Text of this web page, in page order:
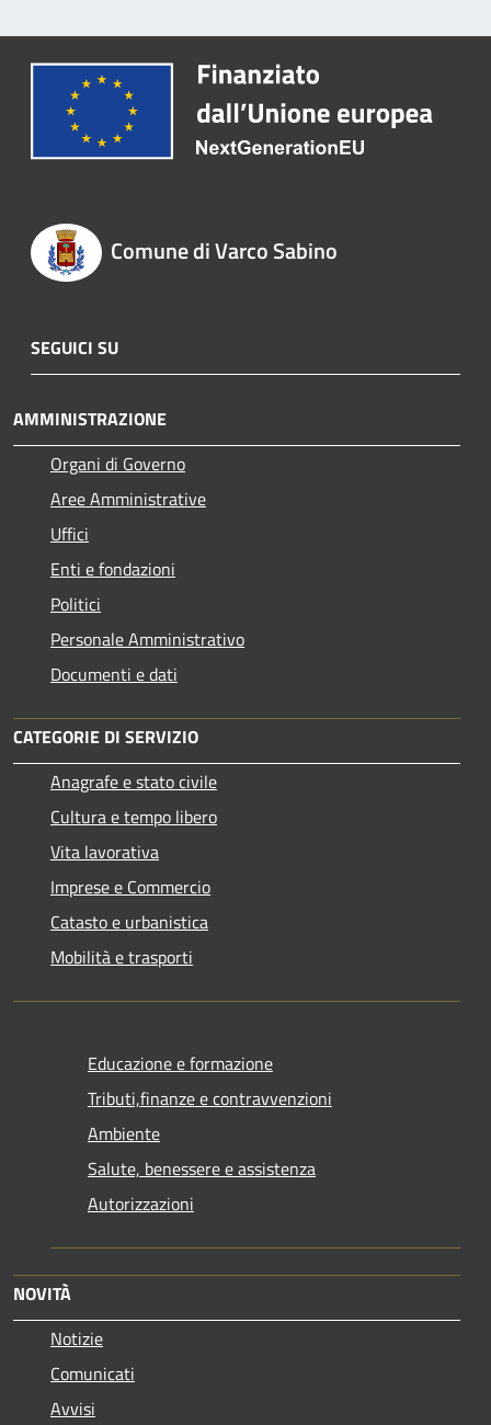
Comune di Varco Sabino
SEGUICI SU
AMMINISTRAZIONE
Organi di Governo
Aree Amministrative
Uffici
Enti e fondazioni
Politici
Personale Amministrativo
Documenti e dati
CATEGORIE DI SERVIZIO
Anagrafe e stato civile
Cultura e tempo libero
Vita lavorativa
Imprese e Commercio
Catasto e urbanistica
Mobilità e trasporti
Educazione e formazione
Tributi,finanze e contravvenzioni
Ambiente
Salute, benessere e assistenza
Autorizzazioni
NOVITÀ
Notizie
Comunicati
Avvisi